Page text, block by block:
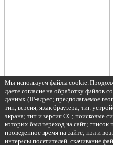
Мы используем файлы cookie.
даете согласие на обработку файлов
данных (IP-адрес; предполагаемое
тип, версия, язык браузера; тип
экрана; тип и версия ОС; поисковые
которых был переход на сайт; список
проведенное время на сайте; пол и
интересы посетителей; скачивание